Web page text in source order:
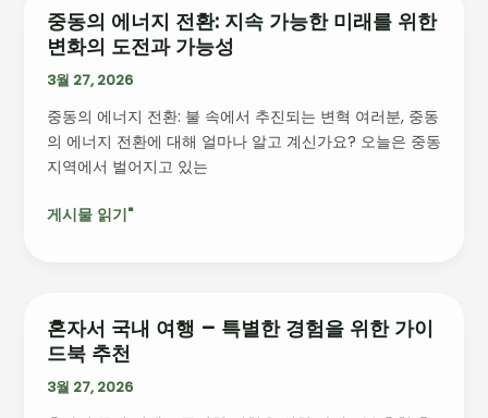
빅
매
치
의
숨
겨
진
야
중동의 에너지 전환: 지속 가능한 미래를 위한
변화의 도전과 가능성
3월 27, 2026
중동의 에너지 전환: 불 속에서 추진되는 변혁 여러분, 중동
의 에너지 전환에 대해 얼마나 알고 계신가요? 오늘은 중동
지역에서 벌어지고 있는
중
동
의
에
너
지
전
지
한
미
를
게시물 읽기"
혼자서 국내 여행 – 특별한 경험을 위한 가이
드북 추천
3월 27, 2026
혼
자
서
국